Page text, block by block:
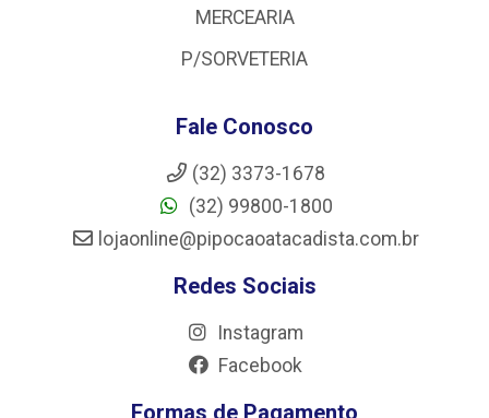
MERCEARIA
P/SORVETERIA
Fale Conosco
(32) 3373-1678
(32) 99800-1800
lojaonline@pipocaoatacadista.com.br
Redes Sociais
Instagram
Facebook
Formas de Pagamento